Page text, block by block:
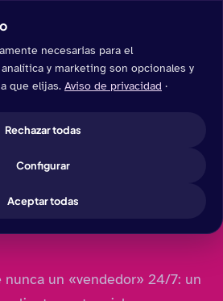
web
el centro
nunca un «vendedor» 24/7: un
necesarias para el
y marketing son opcionales y
que elijas. Aviso de privacidad ·
Rechazar todas
Configurar
Aceptar todas